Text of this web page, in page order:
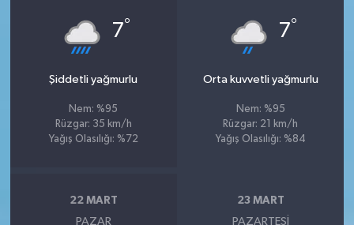
7°
Şiddetli yağmurlu
Nem: %95
Rüzgar: 35 km/h
Yağış Olasılığı: %72
7°
Orta kuvvetli yağmurlu
Nem: %95
Rüzgar: 21 km/h
Yağış Olasılığı: %84
22 MART
PAZAR
23 MART
PAZARTESI